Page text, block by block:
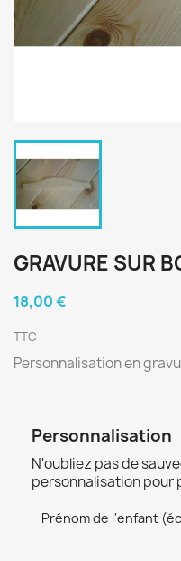
GRAVURE SUR
18,00 €
TTC
Personnalisation en
Personnalisation
N'oubliez pas de
personnalisation pour
Prénom de l'enfant